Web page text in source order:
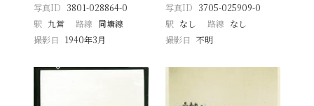
写真ID 3801-028864-0
駅 九営 路線 同塘線
撮影日
1940年3月
写真ID 3705-025909-0
駅 なし 路線 なし
撮影日 不明